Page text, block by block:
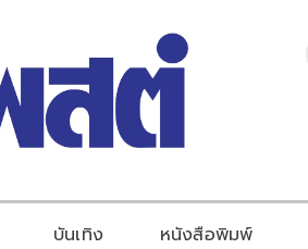
บันเทิง หนังสือพิมพ์